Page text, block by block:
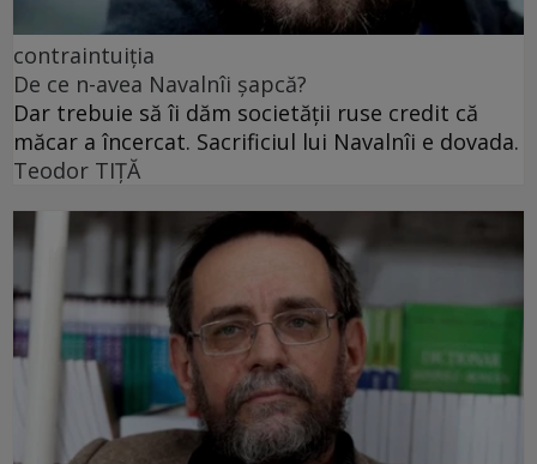
contraintuiția
De ce n-avea Navalnîi șapcă?
Dar trebuie să îi dăm societății ruse credit că
măcar a încercat. Sacrificiul lui Navalnîi e dovada.
Teodor TIŢĂ